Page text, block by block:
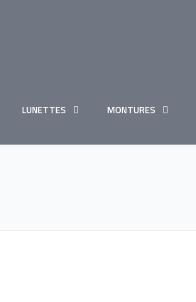
LUNETTES MONTURES